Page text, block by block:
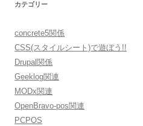
カテゴリー
concrete5関係
CSS(スタイルシート)で遊ぼう!!
Drupal関係
Geeklog関連
MODx関連
OpenBravo-pos関連
PCPOS